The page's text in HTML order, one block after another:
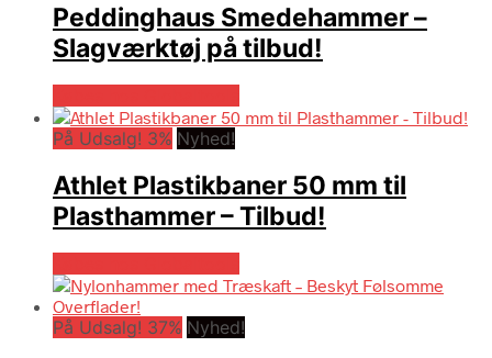
Peddinghaus Smedehammer –
Slagværktøj på tilbud!
På Udsalg! 3% Nyhed!
Athlet Plastikbaner 50 mm til
Plasthammer – Tilbud!
På Udsalg! 37% Nyhed!